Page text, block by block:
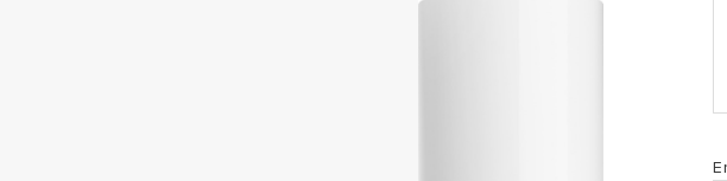
3.2 Etiqueta